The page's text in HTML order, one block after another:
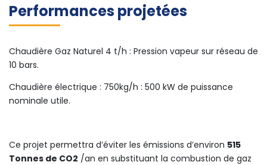
Performances projetées
Chaudière Gaz Naturel 4 t/h : Pression vapeur sur réseau de
10 bars.
Chaudière électrique : 750kg/h : 500 kW de puissance
nominale utile.
Ce projet permettra d’éviter les émissions d’environ 515
Tonnes de CO2 /an en substituant la combustion de gaz